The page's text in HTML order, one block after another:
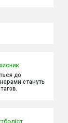
до
стануть